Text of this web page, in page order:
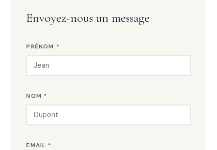
Envoyez-nous un message
PRÉNOM *
NOM *
EMAIL *